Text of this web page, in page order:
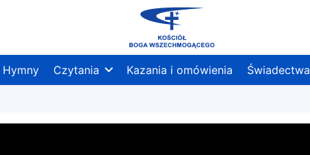
Hymny Czytania Kazania i omówienia Świadectwa